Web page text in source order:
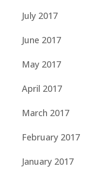
July 2017
June 2017
May 2017
April 2017
March 2017
February 2017
January 2017